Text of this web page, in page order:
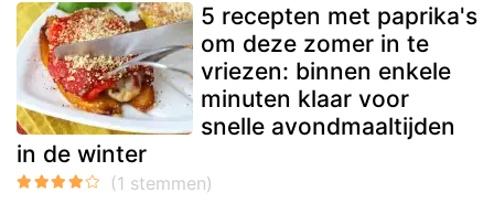
5 recepten met paprika's
om deze zomer in te
vriezen: binnen enkele
minuten klaar voor
snelle avondmaaltijden
in de winter